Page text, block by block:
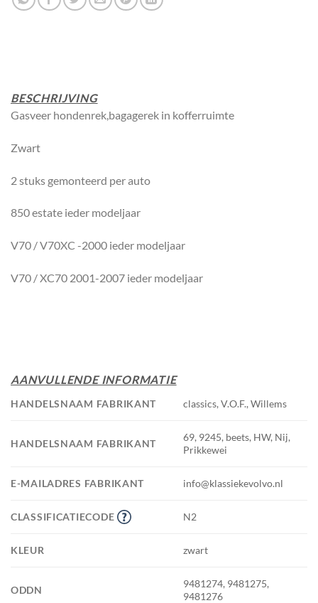
BESCHRIJVING
Gasveer hondenrek,bagagerek in kofferruimte
Zwart
2 stuks gemonteerd per auto
850 estate ieder modeljaar
V70 / V70XC -2000 ieder modeljaar
V70 / XC70 2001-2007 ieder modeljaar
AANVULLENDE INFORMATIE
HANDELSNAAM FABRIKANT classics, V.O.F., Willems
HANDELSNAAM FABRIKANT
69, 9245, beets, HW, Nij,
Prikkewei
E-MAILADRES FABRIKANT info@klassiekevolvo.nl
CLASSIFICATIECODE N2
KLEUR zwart
ODDN
9481274, 9481275,
9481276